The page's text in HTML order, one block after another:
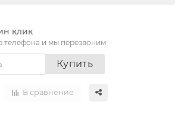
клик
телефона и мы перезвоним
Купить
В сравнение